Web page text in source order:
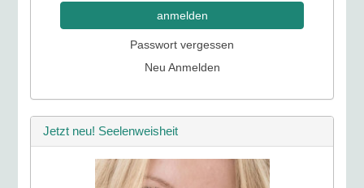
anmelden
Passwort vergessen
Neu Anmelden
Jetzt neu! Seelenweisheit